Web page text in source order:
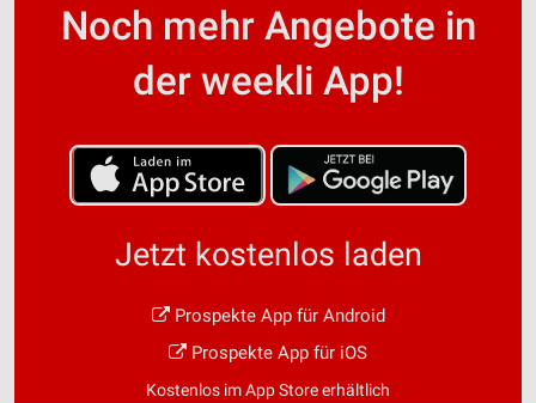
Noch mehr Angebote in
der weekli App!
Jetzt kostenlos laden
Prospekte App für Android
Prospekte App für iOS
Kostenlos im App Store erhältlich